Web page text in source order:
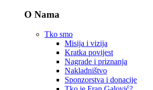
O Nama
Tko smo
Misija i vizija
Kratka povijest
Nagrade i priznanja
Nakladništvo
Sponzorstva i donacije